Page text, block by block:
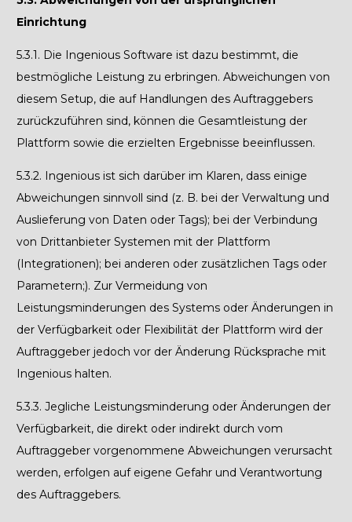
Einrichtung
5.3.1. Die Ingenious Software ist dazu bestimmt, die
bestmögliche Leistung zu erbringen. Abweichungen von
diesem Setup, die auf Handlungen des Auftraggebers
zurückzuführen sind, können die Gesamtleistung der
Plattform sowie die erzielten Ergebnisse beeinflussen.
5.3.2. Ingenious ist sich darüber im Klaren, dass einige
Abweichungen sinnvoll sind (z. B. bei der Verwaltung und
Auslieferung von Daten oder Tags); bei der Verbindung
von Drittanbieter Systemen mit der Plattform
(Integrationen); bei anderen oder zusätzlichen Tags oder
Parametern;). Zur Vermeidung von
Leistungsminderungen des Systems oder Änderungen in
der Verfügbarkeit oder Flexibilität der Plattform wird der
Auftraggeber jedoch vor der Änderung Rücksprache mit
Ingenious halten.
5.3.3. Jegliche Leistungsminderung oder Änderungen der
Verfügbarkeit, die direkt oder indirekt durch vom
Auftraggeber vorgenommene Abweichungen verursacht
werden, erfolgen auf eigene Gefahr und Verantwortung
des Auftraggebers.